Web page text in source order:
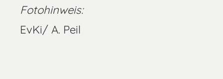
Fotohinweis:
EvKi/ A. Peil